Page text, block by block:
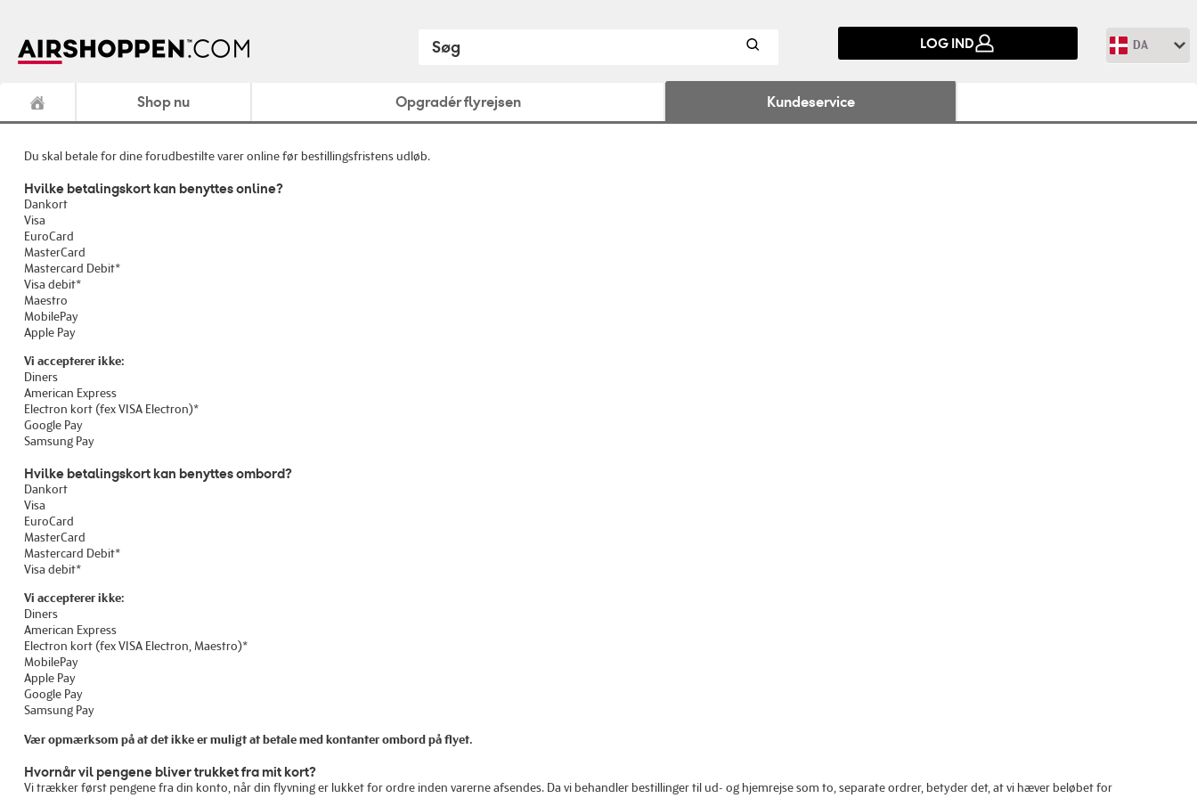
LOG IND DA
Shop nu Opgradér flyrejsen Kundeservice
Du skal betale for dine forudbestilte varer online før bestillingsfristens udløb.
Hvilke betalingskort kan benyttes online?
Dankort
Visa
EuroCard
MasterCard
Mastercard Debit*
Visa debit*
Maestro
MobilePay
Apple Pay
Vi accepterer ikke:
Diners
American Express
Electron kort (fex VISA Electron)*
Google Pay
Samsung Pay
Hvilke betalingskort kan benyttes ombord?
Dankort
Visa
EuroCard
MasterCard
Mastercard Debit*
Visa debit*
Vi accepterer ikke:
Diners
American Express
Electron kort (fex VISA Electron, Maestro)*
MobilePay
Apple Pay
Google Pay
Samsung Pay
Vær opmærksom på at det ikke er muligt at betale med kontanter ombord på flyet.
Hvornår vil pengene bliver trukket fra mit kort?
Vi trækker først pengene fra din konto, når din flyvning er lukket for ordre inden varerne afsendes. Da vi behandler bestillinger til ud- og hjemrejse som to, separate ordrer, betyder det, at vi hæver beløbet for